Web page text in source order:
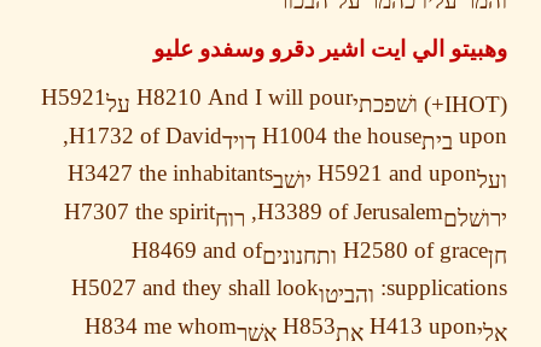
الي ايت اشير دقرو وسفدو عليو
ושׁפכתי H8210And I will pour עלH5921
בית H1004the house דויד H1732of David,
H5921and upon יושׁב H3427the inhabitants
H3389of Jerusalem, רוח H7307the spirit
H2580of ותחנונים H8469and of
והביטו H5027and they shall look
H413upon אתH853 אשׁר H834me whom